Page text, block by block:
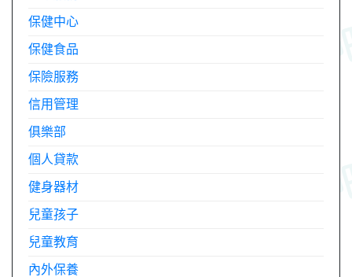
保健中心
保健食品
保險服務
信用管理
俱樂部
個人貸款
健身器材
兒童孩子
兒童教育
內外保養